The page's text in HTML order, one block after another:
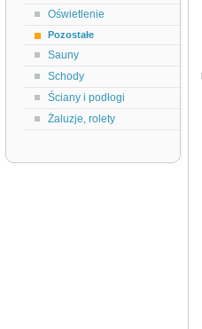
Oświetlenie
Pozostałe
Sauny
Schody
Ściany i podłogi
Żaluzje, rolety